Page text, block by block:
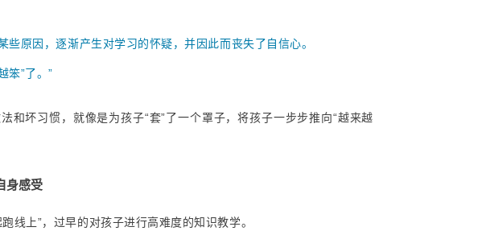
些原因，逐渐产生对学习的怀疑，并因此而丧失了自信心。
笨”了。”
和坏习惯，就像是为孩子“套”了一个罩子，将孩子一步步推向“越来越
身感受
线上”，过早的对孩子进行高难度的知识教学。